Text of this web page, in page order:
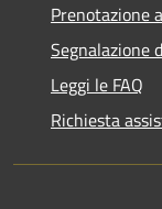
Prenotazione
Segnalazione
Leggi le FAQ
Richiesta